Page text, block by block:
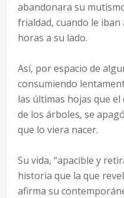
abandonara su
frialdad, cuando le iban
horas a su lado.
Así, por espacio de
consumiendo
las últimas hojas que
de los árboles, se
que lo viera nacer.
Su vida, “apacible y
historia que la que
afirma su